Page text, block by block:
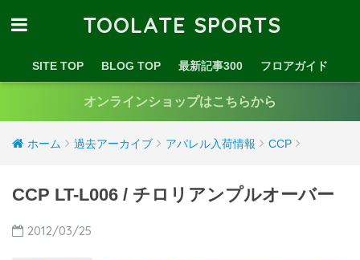
TOOLATE SPORTS
SITE TOP BLOG TOP 最新記事300 フロアガイド
オンラインショップはこちらから
ホーム 過去アーカイブ アパレル入荷情報 CCP
CCP LT-L006 / チロリアンプルオーバー
2012/03/25